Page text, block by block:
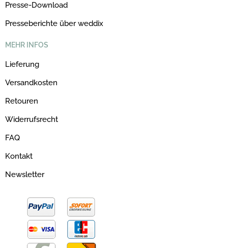
Presse-Download
Presseberichte über weddix
MEHR INFOS
Lieferung
Versandkosten
Retouren
Widerrufsrecht
FAQ
Kontakt
Newsletter